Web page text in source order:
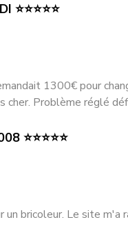
1300€ pour
cher. Problème réglé
⭐⭐⭐⭐⭐
un bricoleur. Le site